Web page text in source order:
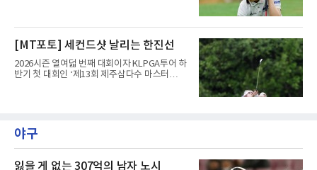
트(파72/6,767야드)에서 열리고 있다.8일 현재
에서 경기하고 있다.
[MT포토] 세컨드샷 날리는 한진선
2026시즌 열여덟 번째 대회이자 KLPGA투어 하
반기 첫 대회인 ‘제13회 제주삼다수 마스터
에서 경기하고 있다.
야구
잃을 게 없는 307억의 남자 노시